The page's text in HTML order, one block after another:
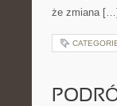
że zmiana […]